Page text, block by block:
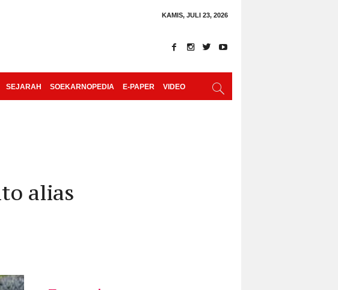
KAMIS, JULI 23, 2026
SEJARAH SOEKARNOPEDIA E-PAPER VIDEO
alias